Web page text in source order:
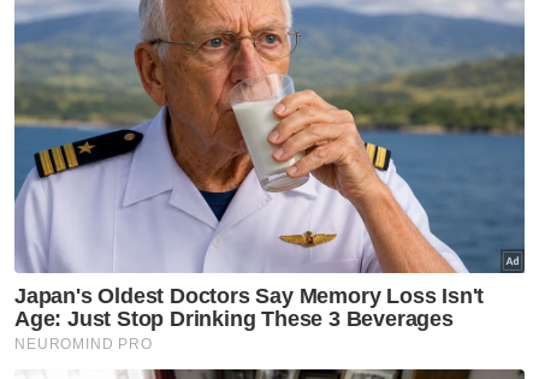
Roger Ng dibawa pulang ke Malaysia oleh
pasukan khas PDRM bagi membantu
siasatan pihak berkuasa negara ini, berkaitan
1MDB.
Artikel Berkaitan:
Pihak berkuasa agama negeri diseru jalankan
kutipan Tabung Musa'adah
Bawa pulang air zamzam menyalahi peraturan
kerajaan Arab Saudi
[VIDEO] Jemaah haji dilarang bawa pulang air